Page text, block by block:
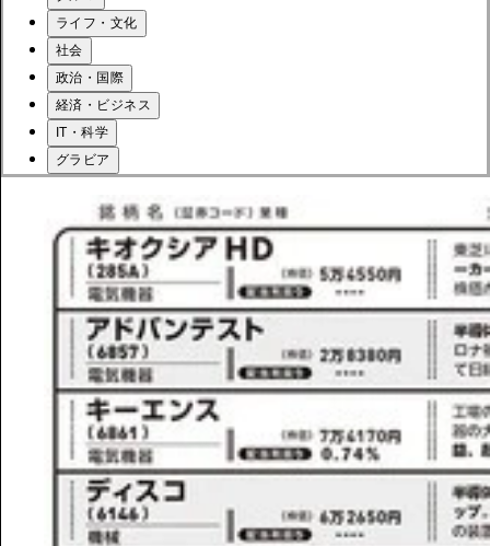
ライフ・文化
社会
政治・国際
経済・ビジネス
IT・科学
グラビア